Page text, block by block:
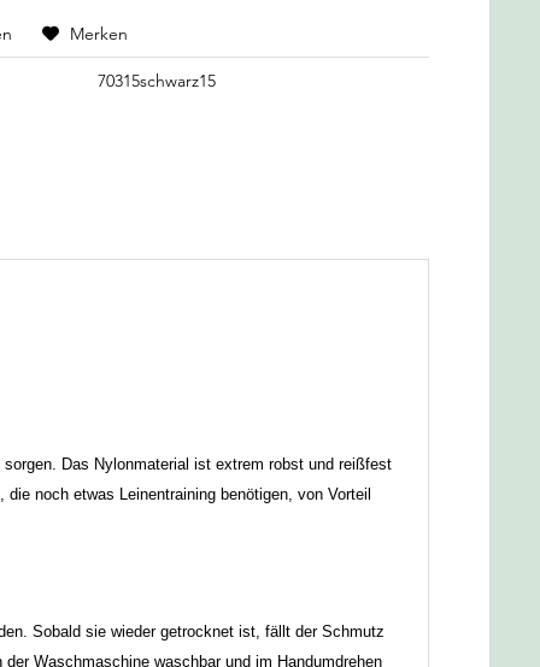
Merken
70315schwarz15
Das Nylonmaterial ist extrem robst und reißfest
noch etwas Leinentraining benötigen, von Vorteil
Sobald sie wieder getrocknet ist, fällt der Schmutz
Waschmaschine waschbar und im Handumdrehen